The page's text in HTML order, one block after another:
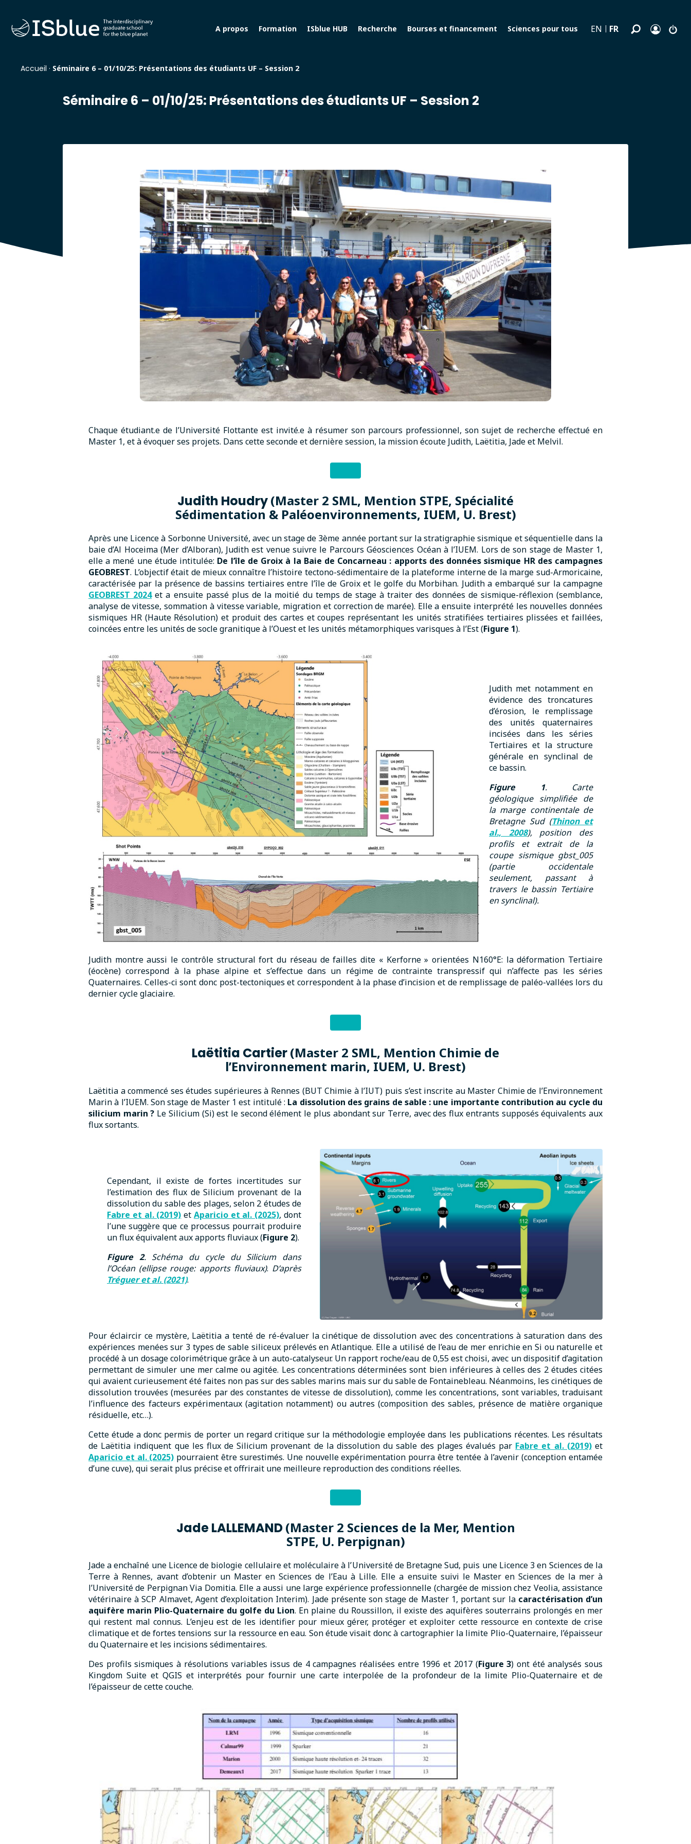
A propos Formation ISblue HUB Recherche Bourses et financement Sciences pour tous EN FR
Accueil · Séminaire 6 – 01/10/25: Présentations des étudiants UF – Session 2
Séminaire 6 – 01/10/25: Présentations des étudiants UF – Session 2
Chaque étudiant.e de l’Université Flottante est invité.e à résumer son parcours professionnel, son sujet de recherche effectué en
Master 1, et à évoquer ses projets. Dans cette seconde et dernière session, la mission écoute Judith, Laëtitia, Jade et Melvil.
Judith Houdry(Master 2 SML, Mention STPE, Spécialité
Sédimentation & Paléoenvironnements, IUEM, U. Brest)
Après une Licence à Sorbonne Université, avec un stage de 3ème année portant sur la stratigraphie sismique et séquentielle dans la
baie d’Al Hoceima (Mer d’Alboran), Judith est venue suivre le Parcours Géosciences Océan à l’IUEM. Lors de son stage de Master 1,
elle a mené une étude intitulée: De l’île de Groix à la Baie de Concarneau : apports des données sismique HR des campagnes
GEOBREST. L’objectif était de mieux connaître l’histoire tectono-sédimentaire de la plateforme interne de la marge sud-Armoricaine,
caractérisée par la présence de bassins tertiaires entre l’île de Groix et le golfe du Morbihan. Judith a embarqué sur la campagne
GEOBREST 2024et a ensuite passé plus de la moitié du temps de stage à traiter des données de sismique-réflexion (semblance,
analyse de vitesse, sommation à vitesse variable, migration et correction de marée). Elle a ensuite interprété les nouvelles données
sismiques HR (Haute Résolution) et produit des cartes et coupes représentant les unités stratifiées tertiaires plissées et faillées,
coincées entre les unités de socle granitique à l’Ouest et les unités métamorphiques varisques à l’Est (Figure 1).
Judith met notamment en
évidence des troncatures
d’érosion, le remplissage
des unités quaternaires
incisées dans les séries
Tertiaires et la structure
générale en synclinal de
ce bassin.
Figure 1. Carte
géologique simplifiée de
la marge continentale de
Bretagne Sud (Thinon et
al., 2008), position des
profils et extrait de la
coupe sismique gbst_005
(partie occidentale
seulement, passant à
travers le bassin Tertiaire
en synclinal).
Judith montre aussi le contrôle structural fort du réseau de failles dite « Kerforne » orientées N160°E: la déformation Tertiaire
(éocène) correspond à la phase alpine et s’effectue dans un régime de contrainte transpressif qui n’affecte pas les séries
Quaternaires. Celles-ci sont donc post-tectoniques et correspondent à la phase d’incision et de remplissage de paléo-vallées lors du
dernier cycle glaciaire.
Laëtitia Cartier(Master 2 SML, Mention Chimie de
l’Environnement marin, IUEM, U. Brest)
Laëtitia a commencé ses études supérieures à Rennes (BUT Chimie à l’IUT) puis s’est inscrite au Master Chimie de l’Environnement
Marin à l’IUEM. Son stage de Master 1 est intitulé : La dissolution des grains de sable : une importante contribution au cycle du
silicium marin ? Le Silicium (Si) est le second élément le plus abondant sur Terre, avec des flux entrants supposés équivalents aux
flux sortants.
Cependant, il existe de fortes incertitudes sur
l’estimation des flux de Silicium provenant de la
dissolution du sable des plages, selon 2 études de
Fabre et al. (2019) et Aparicio et al. (2025), dont
l’une suggère que ce processus pourrait produire
un flux équivalent aux apports fluviaux (Figure 2).
Figure 2. Schéma du cycle du Silicium dans
l’Océan (ellipse rouge: apports fluviaux). D’après
Tréguer et al. (2021).
Pour éclaircir ce mystère, Laëtitia a tenté de ré-évaluer la cinétique de dissolution avec des concentrations à saturation dans des
expériences menées sur 3 types de sable siliceux prélevés en Atlantique. Elle a utilisé de l’eau de mer enrichie en Si ou naturelle et
procédé à un dosage colorimétrique grâce à un auto-catalyseur. Un rapport roche/eau de 0,55 est choisi, avec un dispositif d’agitation
permettant de simuler une mer calme ou agitée. Les concentrations déterminées sont bien inférieures à celles des 2 études citées
qui avaient curieusement été faites non pas sur des sables marins mais sur du sable de Fontainebleau. Néanmoins, les cinétiques de
dissolution trouvées (mesurées par des constantes de vitesse de dissolution), comme les concentrations, sont variables, traduisant
l’influence des facteurs expérimentaux (agitation notamment) ou autres (composition des sables, présence de matière organique
résiduelle, etc…).
Cette étude a donc permis de porter un regard critique sur la méthodologie employée dans les publications récentes. Les résultats
de Laëtitia indiquent que les flux de Silicium provenant de la dissolution du sable des plages évalués par Fabre et al. (2019)et
Aparicio et al. (2025) pourraient être surestimés. Une nouvelle expérimentation pourra être tentée à l’avenir (conception entamée
d’une cuve), qui serait plus précise et offrirait une meilleure reproduction des conditions réelles.
Jade LALLEMAND(Master 2 Sciences de la Mer, Mention
STPE, U. Perpignan)
Jade a enchaîné une Licence de biologie cellulaire et moléculaire à l’Université de Bretagne Sud, puis une Licence 3 en Sciences de la
Terre à Rennes, avant d’obtenir un Master en Sciences de l’Eau à Lille. Elle a ensuite suivi le Master en Sciences de la mer à
l’Université de Perpignan Via Domitia. Elle a aussi une large expérience professionnelle (chargée de mission chez Veolia, assistance
vétérinaire à SCP Almavet, Agent d’exploitation Interim). Jade présente son stage de Master 1, portant sur la caractérisation d’un
aquifère marin Plio-Quaternaire du golfe du Lion. En plaine du Roussillon, il existe des aquifères souterrains prolongés en mer
qui restent mal connus. L’enjeu est de les identifier pour mieux gérer, protéger et exploiter cette ressource en contexte de crise
climatique et de fortes tensions sur la ressource en eau. Son étude visait donc à cartographier la limite Plio-Quaternaire, l’épaisseur
du Quaternaire et les incisions sédimentaires.
Des profils sismiques à résolutions variables issus de 4 campagnes réalisées entre 1996 et 2017 (Figure 3) ont été analysés sous
Kingdom Suite et QGIS et interprétés pour fournir une carte interpolée de la profondeur de la limite Plio-Quaternaire et de
l’épaisseur de cette couche.